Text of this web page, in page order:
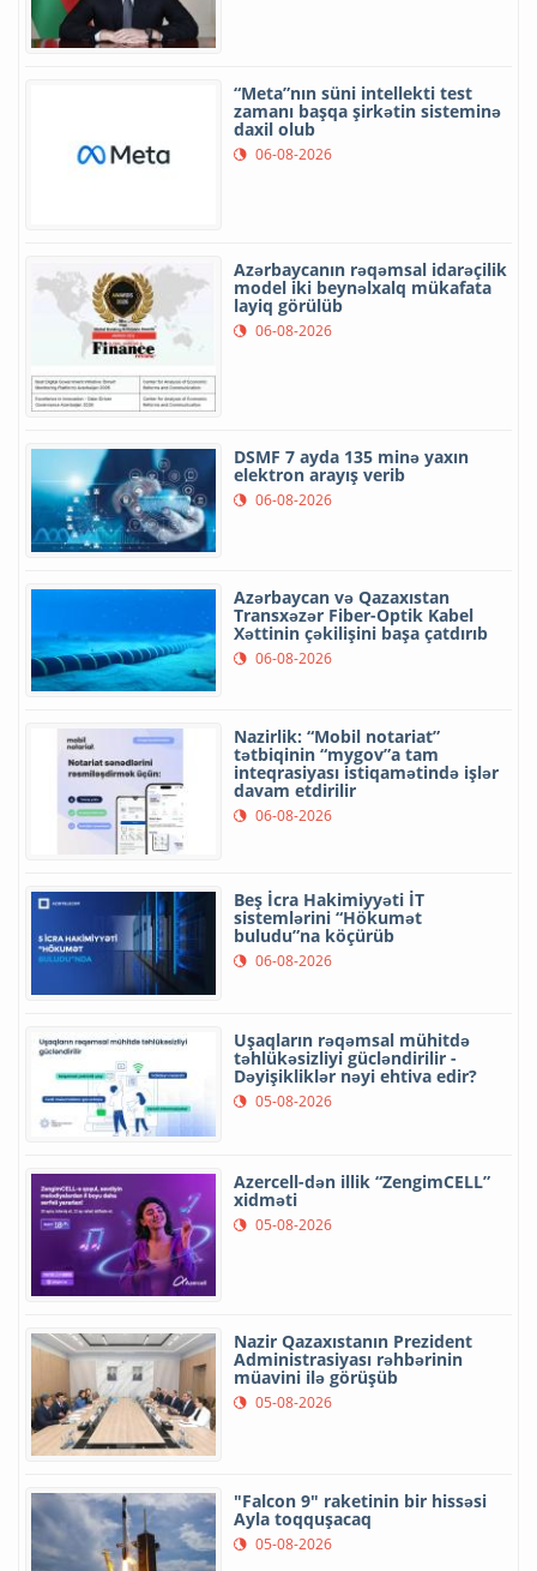
“Meta”nın süni intellekti test
zamanı başqa şirkətin sisteminə
daxil olub
06-08-2026
Azərbaycanın rəqəmsal idarəçilik
model iki beynəlxalq mükafata
layiq görülüb
06-08-2026
DSMF 7 ayda 135 minə yaxın
elektron arayış verib
06-08-2026
Azərbaycan və Qazaxıstan
Transxəzər Fiber-Optik Kabel
Xəttinin çəkilişini başa çatdırıb
06-08-2026
Nazirlik: “Mobil notariat”
tətbiqinin “mygov”a tam
inteqrasiyası istiqamətində işlər
davam etdirilir
06-08-2026
Beş İcra Hakimiyyəti İT
sistemlərini “Hökumət
buludu”na köçürüb
06-08-2026
Uşaqların rəqəmsal mühitdə
təhlükəsizliyi gücləndirilir -
Dəyişikliklər nəyi ehtiva edir?
05-08-2026
Azercell-dən illik “ZengimCELL”
xidməti
05-08-2026
Nazir Qazaxıstanın Prezident
Administrasiyası rəhbərinin
müavini ilə görüşüb
05-08-2026
"Falcon 9" raketinin bir hissəsi
Ayla toqquşacaq
05-08-2026